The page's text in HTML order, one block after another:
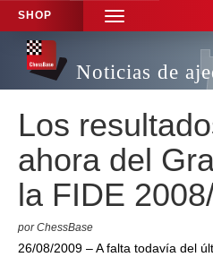
SHOP
TOGGLE
NAVIGATION
Noticias de
Los
ahora del
la FIDE
por ChessBase
26/08/2009 – A falta todavía del